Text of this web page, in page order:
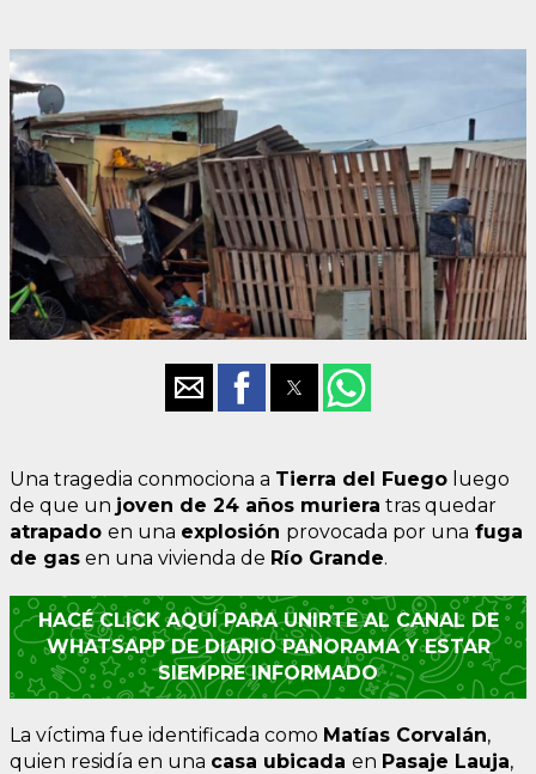
Una tragedia conmociona a Tierra del Fuego luego
de que un joven de 24 años muriera tras quedar
atrapado en una explosión provocada por una fuga
de gas en una vivienda de Río Grande.
HACÉ CLICK AQUÍ PARA UNIRTE AL CANAL DE
WHATSAPP DE DIARIO PANORAMA Y ESTAR
SIEMPRE INFORMADO
La víctima fue identificada como Matías Corvalán,
quien residía en una casa ubicada en Pasaje Lauja,